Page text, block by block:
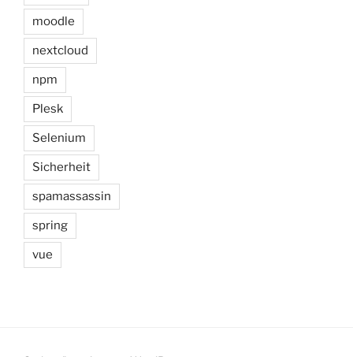
moodle
nextcloud
npm
Plesk
Selenium
Sicherheit
spamassassin
spring
vue